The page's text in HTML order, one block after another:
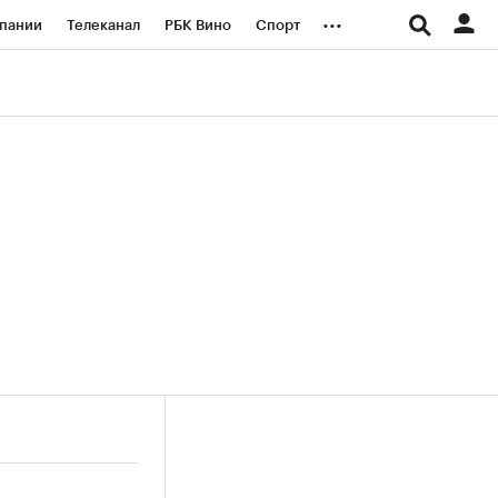
Телеканал РБК Вино Спорт ...